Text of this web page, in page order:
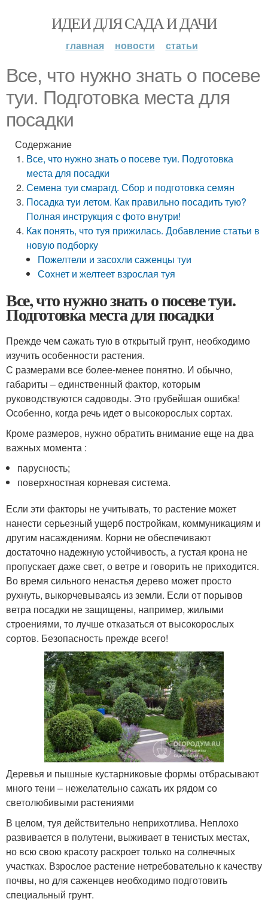
ИДЕИ ДЛЯ САДА И ДАЧИ
главная новости статьи
Все, что нужно знать о посеве
туи. Подготовка места для
посадки
Содержание
Все, что нужно знать о посеве туи. Подготовка
места для посадки
Семена туи смарагд. Сбор и подготовка семян
Посадка туи летом. Как правильно посадить тую?
Полная инструкция с фото внутри!
Как понять, что туя прижилась. Добавление статьи в
новую подборку
Пожелтели и засохли саженцы туи
Сохнет и желтеет взрослая туя
Все, что нужно знать о посеве туи.
Подготовка места для посадки
Прежде чем сажать тую в открытый грунт, необходимо
изучить особенности растения.
С размерами все более-менее понятно. И обычно,
габариты – единственный фактор, которым
руководствуются садоводы. Это грубейшая ошибка!
Особенно, когда речь идет о высокорослых сортах.
Кроме размеров, нужно обратить внимание еще на два
важных момента :
парусность;
поверхностная корневая система.
Если эти факторы не учитывать, то растение может
нанести серьезный ущерб постройкам, коммуникациям и
другим насаждениям. Корни не обеспечивают
достаточно надежную устойчивость, а густая крона не
пропускает даже свет, о ветре и говорить не приходится.
Во время сильного ненастья дерево может просто
рухнуть, выкорчевываясь из земли. Если от порывов
ветра посадки не защищены, например, жилыми
строениями, то лучше отказаться от высокорослых
сортов. Безопасность прежде всего!
Деревья и пышные кустарниковые формы отбрасывают
много тени – нежелательно сажать их рядом со
светолюбивыми растениями
В целом, туя действительно неприхотлива. Неплохо
развивается в полутени, выживает в тенистых местах,
но всю свою красоту раскроет только на солнечных
участках. Взрослое растение нетребовательно к качеству
почвы, но для саженцев необходимо подготовить
специальный грунт.